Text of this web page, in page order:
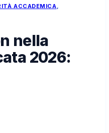
ACCADEMICA
nella
2026: